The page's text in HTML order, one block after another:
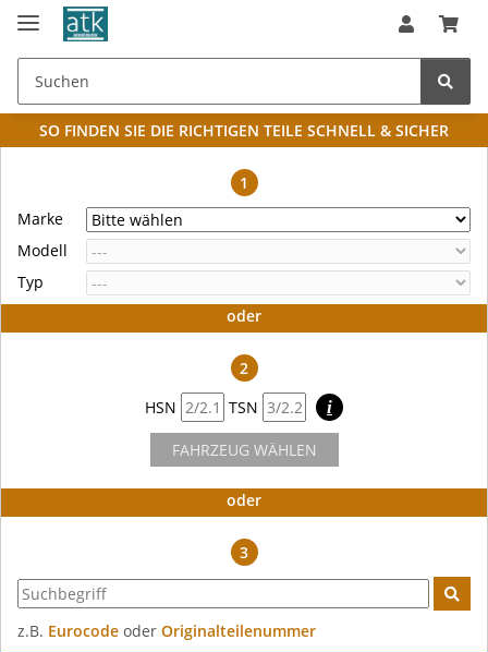
SO FINDEN SIE DIE RICHTIGEN TEILE SCHNELL & SICHER
1
Marke
Modell
Typ
oder
2
HSN
TSN i
FAHRZEUG WÄHLEN
oder
3
z.B. Eurocode oder Originalteilenummer